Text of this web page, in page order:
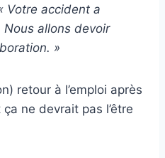
Votre accident a
allons devoir
»
retour à l’emploi après
ne devrait pas l’être